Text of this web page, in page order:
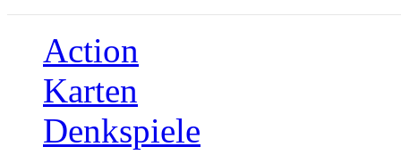
Action
Karten
Denkspiele